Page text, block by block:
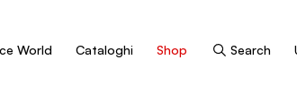
World Cataloghi Shop Search